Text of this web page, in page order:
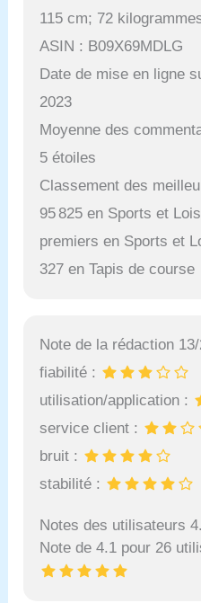
115 cm; 72
ASIN : B09X69MDLG
Date de mise en ligne
2023
Moyenne des
5 étoiles
Classement des
95 825 en Sports et
premiers en Sports et
327 en Tapis de course
Note de la rédaction
fiabilité :
utilisation/application :
service client :
bruit :
stabilité :
Notes des utilisateurs
Note de 4.1 pour 26